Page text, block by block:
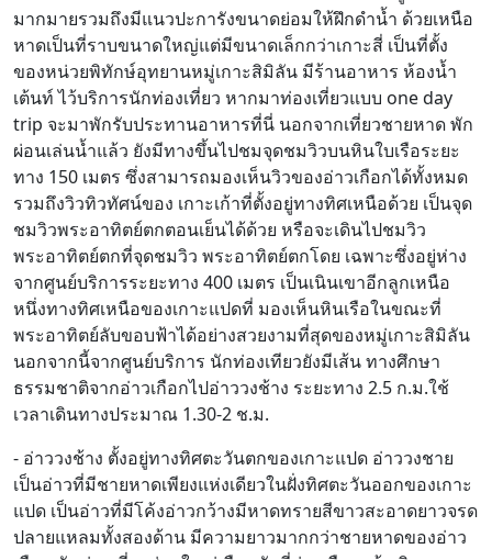
มากมายรวมถึงมีแนวปะการังขนาดย่อมให้ฝึกดำน้ำ ด้วยเหนือ
หาดเป็นที่ราบขนาดใหญ่แต่มีขนาดเล็กกว่าเกาะสี่ เป็นที่ตั้ง
ของหน่วยพิทักษ์อุทยานหมู่เกาะสิมิลัน มีร้านอาหาร ห้องน้ำ
เต้นท์ ไว้บริการนักท่องเที่ยว หากมาท่องเที่ยวแบบ one day
trip จะมาพักรับประทานอาหารที่นี่ นอกจากเที่ยวชายหาด พัก
ผ่อนเล่นน้ำแล้ว ยังมีทางขึ้นไปชมจุดชมวิวบนหินใบเรือระยะ
ทาง 150 เมตร ซึ่งสามารถมองเห็นวิวของอ่าวเกือกได้ทั้งหมด
รวมถึงวิวทิวทัศน์ของ เกาะเก้าที่ตั้งอยู่ทางทิศเหนือด้วย เป็นจุด
ชมวิวพระอาทิตย์ตกตอนเย็นได้ด้วย หรือจะเดินไปชมวิว
พระอาทิตย์ตกที่จุดชมวิว พระอาทิตย์ตกโดย เฉพาะซึ่งอยู่ห่าง
จากศูนย์บริการระยะทาง 400 เมตร เป็นเนินเขาอีกลูกเหนือ
หนึ่งทางทิศเหนือของเกาะแปดที่ มองเห็นหินเรือในขณะที่
พระอาทิตย์ลับขอบฟ้าได้อย่างสวยงามที่สุดของหมู่เกาะสิมิลัน
นอกจากนี้จากศูนย์บริการ นักท่องเทียวยังมีเส้น ทางศึกษา
ธรรมชาติจากอ่าวเกือกไปอ่าววงช้าง ระยะทาง 2.5 ก.ม.ใช้
เวลาเดินทางประมาณ 1.30-2 ช.ม.
- อ่าววงช้าง ตั้งอยู่ทางทิศตะวันตกของเกาะแปด อ่าววงชาย
เป็นอ่าวที่มีชายหาดเพียงแห่งเดียวในฝั่งทิศตะวันออกของเกาะ
แปด เป็นอ่าวที่มีโค้งอ่าวกว้างมีหาดทรายสีขาวสะอาดยาวจรด
ปลายแหลมทั้งสองด้าน มีความยาวมากกว่าชายหาดของอ่าว